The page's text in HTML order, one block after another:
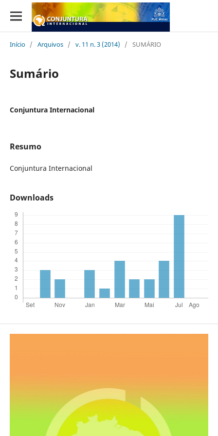
Início / Arquivos / v. 11 n. 3 (2014) / SUMÁRIO
Sumário
Conjuntura Internacional
Resumo
Conjuntura Internacional
Downloads